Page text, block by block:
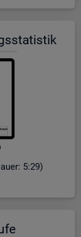
5:29)